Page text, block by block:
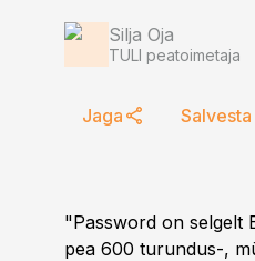
Silja Oja
TULI peatoimetaja
Jaga Salvesta
"Password on selgelt
pea 600 turundus-,